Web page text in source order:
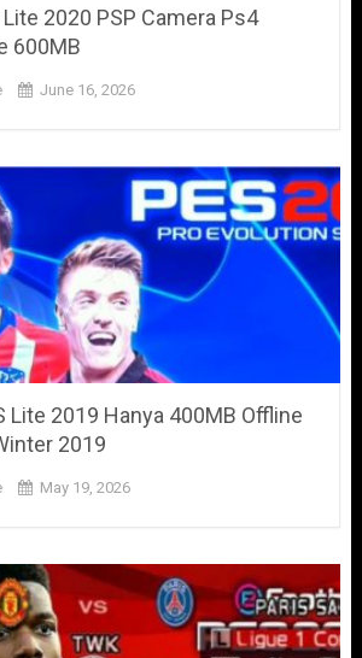
2020 PSP Camera Ps4
600MB
June 16, 2026
Lite 2019 Hanya 400MB Offline
2019
May 19, 2026